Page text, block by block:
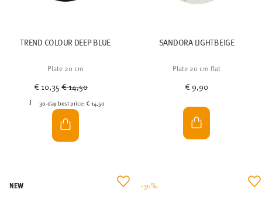
TREND COLOUR DEEP BLUE
Plate 20 cm
€ 10,35Price reduced from
€ 14,50
30-day best price: € 14,50
SANDORA LIGHTBEIGE
Plate 20 cm flat
€ 9,90
NEW -30%